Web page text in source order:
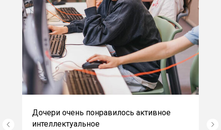
Дочери очень понравилось активное
интеллектуальное